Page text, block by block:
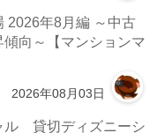
2026年8月編 ～中古
向～【マンションマ
2026年08月03日
ル 貸切ディズニーシ